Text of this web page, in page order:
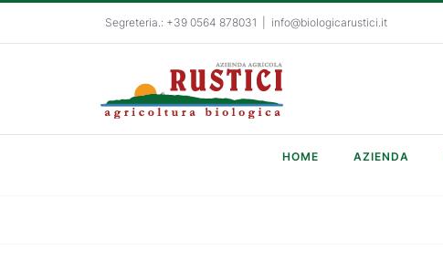
Segreteria.: +39 0564 878031 info@biologicarustici.it
HOME AZIENDA